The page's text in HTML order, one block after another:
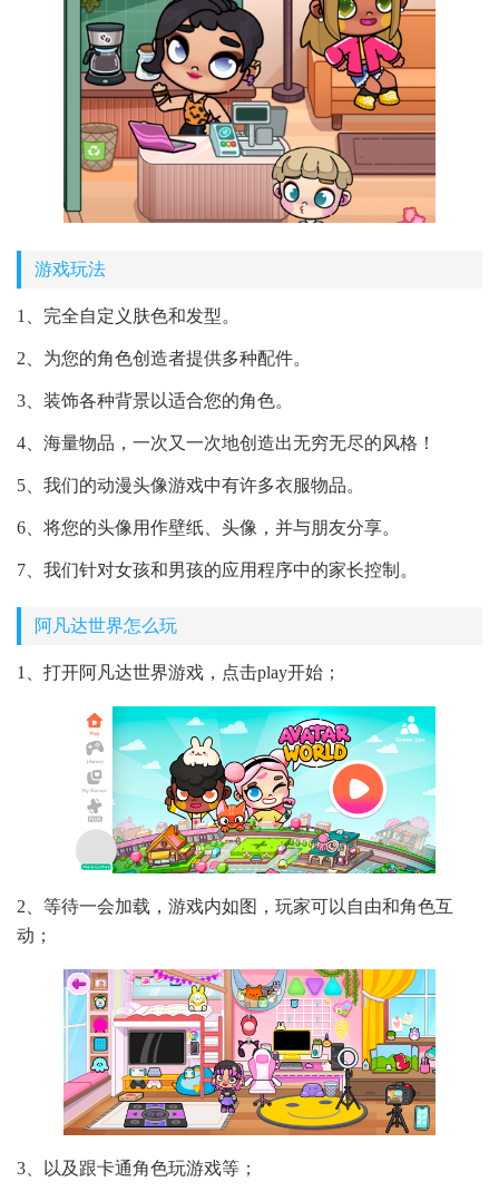
游戏玩法
1、完全自定义肤色和发型。
2、为您的角色创造者提供多种配件。
3、装饰各种背景以适合您的角色。
4、海量物品，一次又一次地创造出无穷无尽的风格！
5、我们的动漫头像游戏中有许多衣服物品。
6、将您的头像用作壁纸、头像，并与朋友分享。
7、我们针对女孩和男孩的应用程序中的家长控制。
阿凡达世界怎么玩
1、打开阿凡达世界游戏，点击play开始；
2、等待一会加载，游戏内如图，玩家可以自由和角色互
动；
3、以及跟卡通角色玩游戏等；